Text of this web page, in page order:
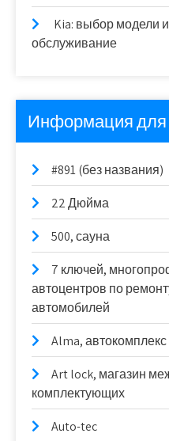
Kia: выбор модели
обслуживание
Информация для
#891 (без названия)
22 Дюйма
500, сауна
7 ключей,
автоцентров по
автомобилей
Alma, автокомплекс
Art lock, магазин
комплектующих
Auto-tec